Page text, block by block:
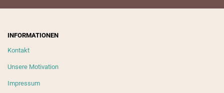
INFORMATIONEN
Kontakt
Unsere Motivation
Impressum